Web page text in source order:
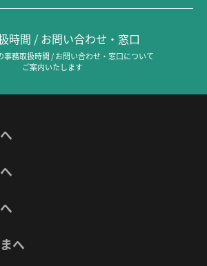
時間 / お問い合わせ・窓口
事務取扱時間 / お問い合わせ・窓口について
ご案内いたします
へ